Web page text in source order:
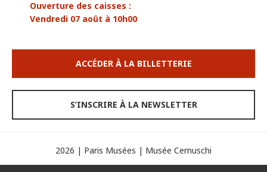
Ouverture des caisses :
Vendredi 07 août à 10h00
ACCÉDER À LA BILLETTERIE
S’INSCRIRE À LA NEWSLETTER
2026 | Paris Musées | Musée Cernuschi